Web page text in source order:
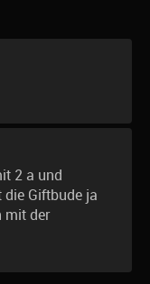
2 a und
Giftbude ja
mit der